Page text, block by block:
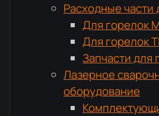
Расходные части
Для горелок
Для горелок
Запчасти для
Лазерное
оборудование